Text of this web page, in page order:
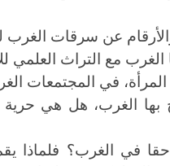
عن سرقات الغرب
مع التراث العلمي
في المجتمعات
بها الغرب، هل هي حرية
في الغرب؟ فلماذا